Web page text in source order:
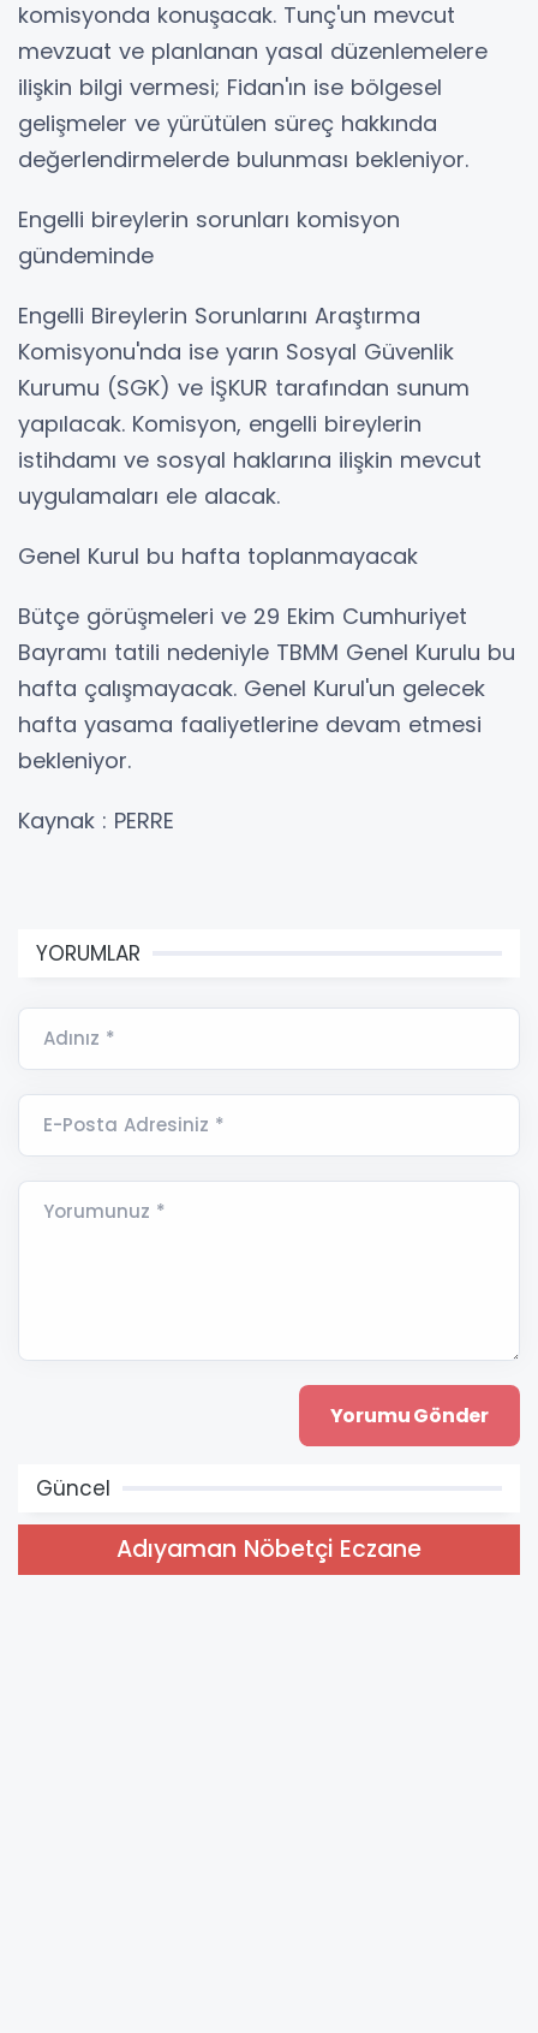
komisyonda konuşacak. Tunç'un mevcut
mevzuat ve planlanan yasal düzenlemelere
ilişkin bilgi vermesi; Fidan'ın ise bölgesel
gelişmeler ve yürütülen süreç hakkında
değerlendirmelerde bulunması bekleniyor.
Engelli bireylerin sorunları komisyon
gündeminde
Engelli Bireylerin Sorunlarını Araştırma
Komisyonu'nda ise yarın Sosyal Güvenlik
Kurumu (SGK) ve İŞKUR tarafından sunum
yapılacak. Komisyon, engelli bireylerin
istihdamı ve sosyal haklarına ilişkin mevcut
uygulamaları ele alacak.
Genel Kurul bu hafta toplanmayacak
Bütçe görüşmeleri ve 29 Ekim Cumhuriyet
Bayramı tatili nedeniyle TBMM Genel Kurulu bu
hafta çalışmayacak. Genel Kurul'un gelecek
hafta yasama faaliyetlerine devam etmesi
bekleniyor.
Kaynak : PERRE
YORUMLAR
Adınız *
E-Posta Adresiniz *
Yorumunuz *
Güncel
Adıyaman Nöbetçi Eczane